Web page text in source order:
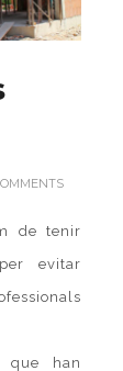
de tenir
evitar
que han